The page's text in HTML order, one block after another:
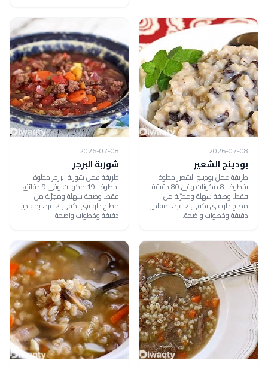
2026-07-08
بودينج الشعير
طريقة عمل بودينج الشعير خطوة
بخطوة بـ8 مكونات وفي 80 دقيقة
فقط. وصفة سهلة ومجرّبة من
مطبخ دلوقتي تكفي 2 فرد، بمقادير
دقيقة وخطوات واضحة.
2026-07-08
شوربة البرجر
طريقة عمل شوربة البرجر خطوة
بخطوة بـ19 مكونات وفي 9 دقائق
فقط. وصفة سهلة ومجرّبة من
مطبخ دلوقتي تكفي 2 فرد، بمقادير
دقيقة وخطوات واضحة.